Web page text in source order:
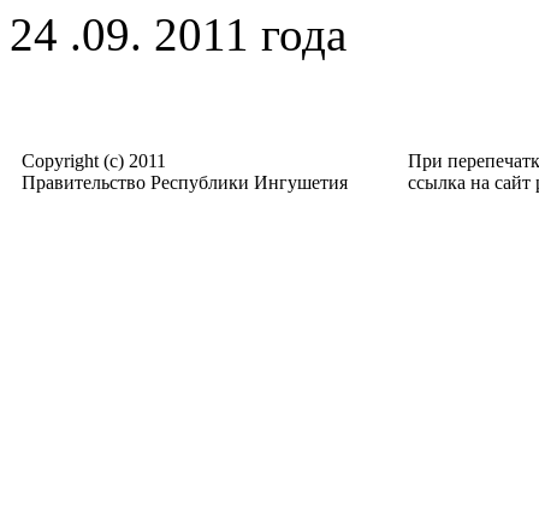
24 .09. 2011 года
Copyright (c) 2011
Правительство Республики Ингушетия
При
ссылка на сайт